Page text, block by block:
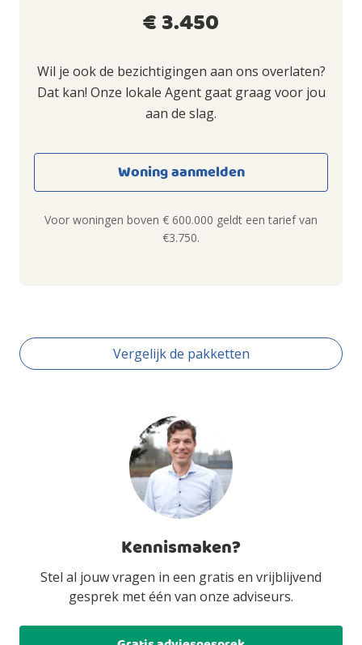
€ 3.450
Wil je ook de bezichtigingen aan ons overlaten?
Dat kan! Onze lokale Agent gaat graag voor jou
aan de slag.
Woning aanmelden
Voor woningen boven € 600.000 geldt een tarief van
€3.750.
Vergelijk de pakketten
Kennismaken?
Stel al jouw vragen in een gratis en vrijblijvend
gesprek met één van onze adviseurs.